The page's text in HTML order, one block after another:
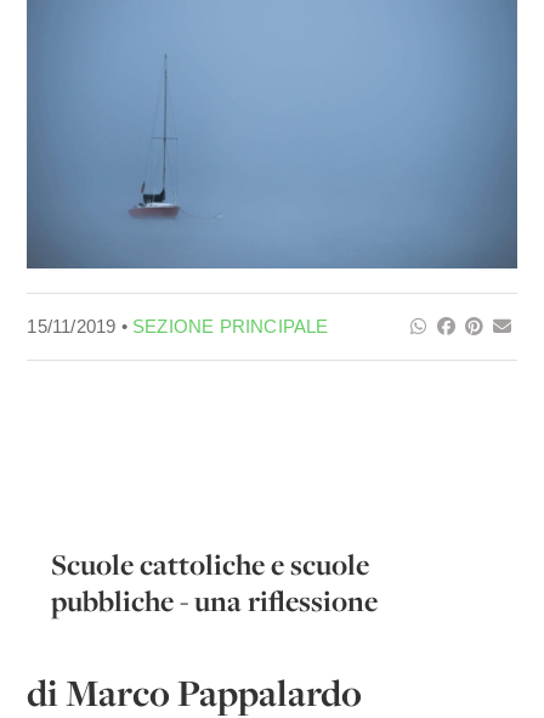
15/11/2019 • SEZIONE PRINCIPALE
Scuole cattoliche e scuole
pubbliche - una riflessione
di Marco Pappalardo